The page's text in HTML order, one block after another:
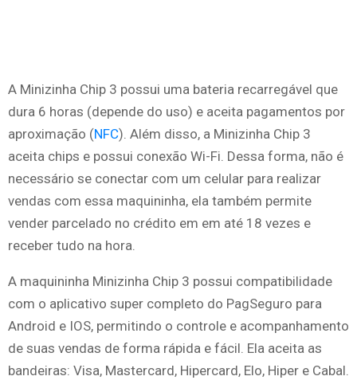
A Minizinha Chip 3 possui uma bateria recarregável que
dura 6 horas (depende do uso) e aceita pagamentos por
aproximação (NFC). Além disso, a Minizinha Chip 3
aceita chips e possui conexão Wi-Fi. Dessa forma, não é
necessário se conectar com um celular para realizar
vendas com essa maquininha, ela também permite
vender parcelado no crédito em em até 18 vezes e
receber tudo na hora.
A maquininha Minizinha Chip 3 possui compatibilidade
com o aplicativo super completo do PagSeguro para
Android e IOS, permitindo o controle e acompanhamento
de suas vendas de forma rápida e fácil. Ela aceita as
bandeiras: Visa, Mastercard, Hipercard, Elo, Hiper e Cabal.